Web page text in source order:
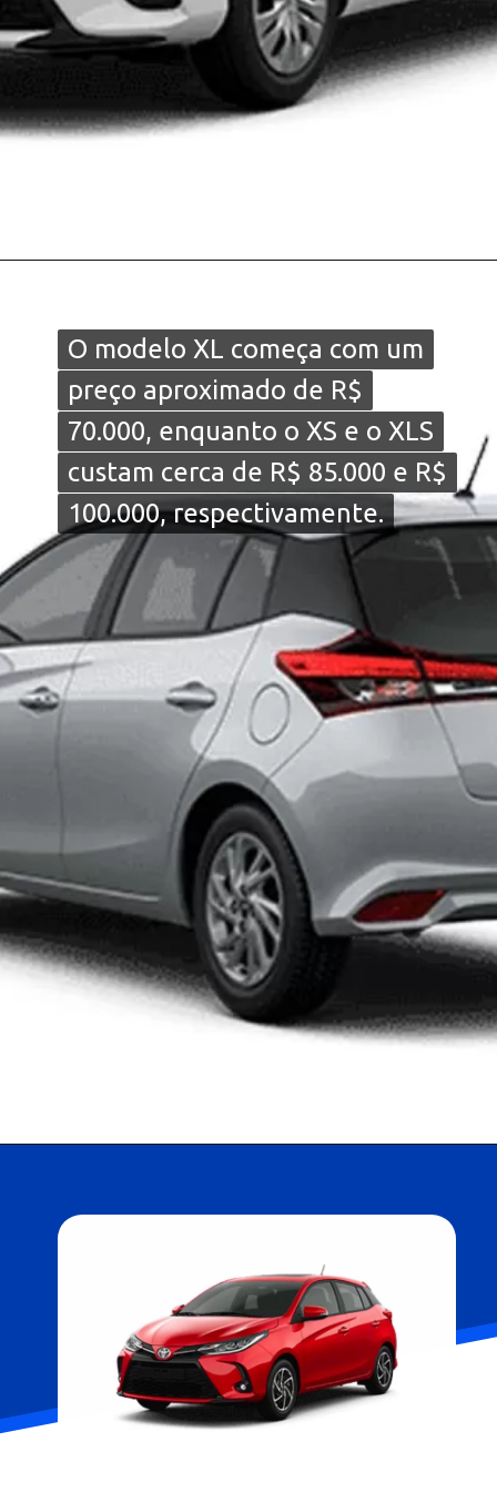
O modelo XL começa com um
preço aproximado de R$
70.000, enquanto o XS e o XLS
custam cerca de R$ 85.000 e R$
100.000, respectivamente.
O modelo XL começa com um
preço aproximado de R$
70.000, enquanto o XS e o XLS
custam cerca de R$ 85.000 e R$
100.000, respectivamente.